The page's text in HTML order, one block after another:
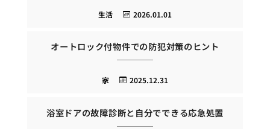
2026.01.01
生活
オートロック付物件での防犯対策のヒント
2025.12.31
家
浴室ドアの故障診断と自分でできる応急処置